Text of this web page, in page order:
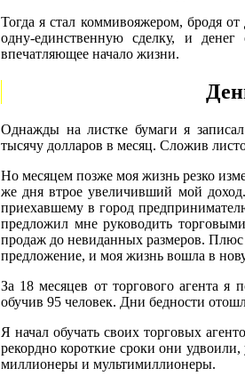
Тогда я стал коммивояжером, бродя
одну-единственную сделку, и
впечатляющее начало жизни.
Однажды на листке бумаги я
тысячу долларов в месяц. Сложив
Но месяцем позже моя жизнь резко
же дня втрое увеличивший мой
приехавшему в город
предложил мне руководить
продаж до невиданных размеров.
предложение, и моя жизнь вошла в
За 18 месяцев от торгового агента
обучив 95 человек. Дни бедности
Я начал обучать своих торговых
рекордно короткие сроки они
миллионеры и мультимиллионеры.